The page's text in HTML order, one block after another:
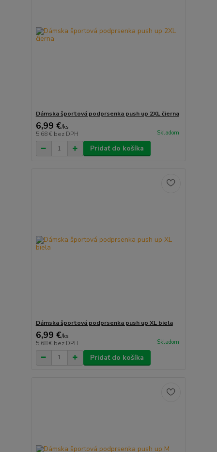
Dámska športová podprsenka push up 2XL čierna
6,99 €/ks
5,68 € bez DPH Skladom
Pridať do košíka
Dámska športová podprsenka push up XL biela
6,99 €/ks
5,68 € bez DPH Skladom
Pridať do košíka